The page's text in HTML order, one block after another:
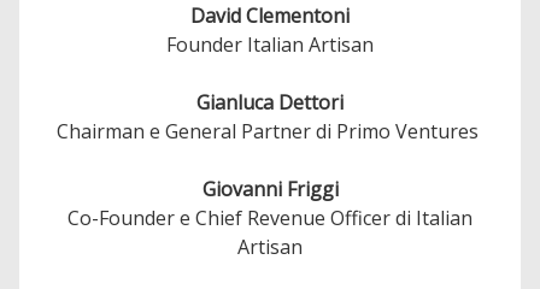
David Clementoni
Founder Italian Artisan
Gianluca Dettori
Chairman e General Partner di Primo Ventures
Giovanni Friggi
Co-Founder e Chief Revenue Officer di Italian
Artisan